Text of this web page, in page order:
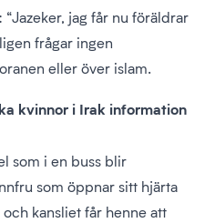
jag får nu föräldrar
frågar ingen
eller över islam.
kvinnor i Irak information
som i en buss blir
som öppnar sitt hjärta
kansliet får henne att